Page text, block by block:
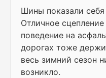
Шины показали
Отличное
поведение на
дорогах тоже
весь зимний сезон
возникло.